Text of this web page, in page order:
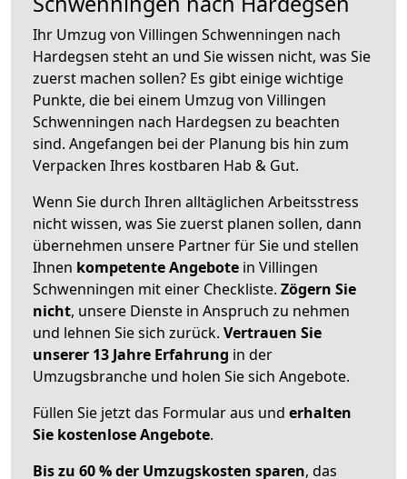
Ihr Umzug von Villingen Schwenningen nach
Hardegsen steht an und Sie wissen nicht, was Sie
zuerst machen sollen? Es gibt einige wichtige
Punkte, die bei einem Umzug von Villingen
Schwenningen nach Hardegsen zu beachten
sind. Angefangen bei der Planung bis hin zum
Verpacken Ihres kostbaren Hab & Gut.
Wenn Sie durch Ihren alltäglichen Arbeitsstress
nicht wissen, was Sie zuerst planen sollen, dann
übernehmen unsere Partner für Sie und stellen
Ihnen kompetente Angebote in Villingen
Schwenningen mit einer Checkliste. Zögern Sie
nicht, unsere Dienste in Anspruch zu nehmen
und lehnen Sie sich zurück. Vertrauen Sie
unserer 13 Jahre Erfahrung in der
Umzugsbranche und holen Sie sich Angebote.
Füllen Sie jetzt das Formular aus und erhalten
Sie kostenlose Angebote.
Bis zu 60 % der Umzugskosten sparen, das